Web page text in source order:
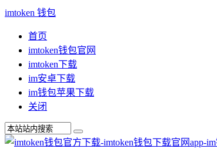
imtoken 钱包
首页
imtoken钱包官网
imtoken下载
im安卓下载
im钱包苹果下载
关闭